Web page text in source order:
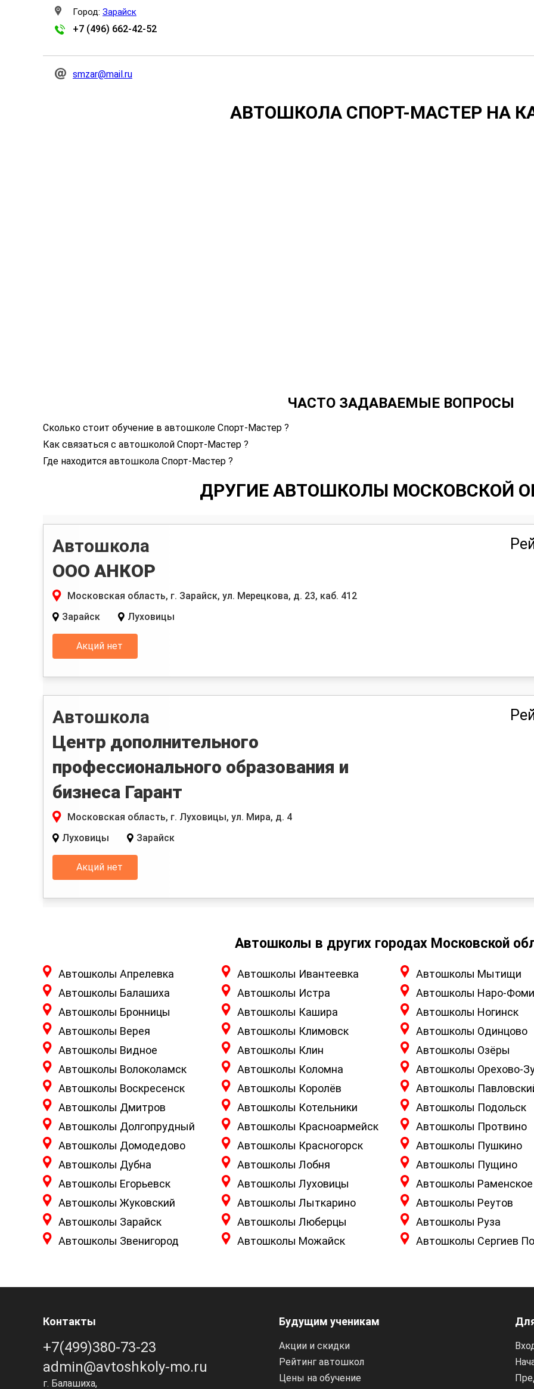
Город: Зарайск
+7 (496) 662-42-52
smzar@mail.ru
АВТОШКОЛА СПОРТ-МАСТЕР НА
ЧАСТО ЗАДАВАЕМЫЕ ВОПРОСЫ
Сколько стоит обучение в автошколе Спорт-Мастер ?
Как связаться с автошколой Спорт-Мастер ?
Где находится автошкола Спорт-Мастер ?
ДРУГИЕ АВТОШКОЛЫ МОСКОВСКОЙ
Автошкола
ООО АНКОР
Московская область, г. Зарайск, ул. Мерецкова, д. 23, каб. 412
Зарайск
Луховицы
Акций нет
Автошкола
Центр дополнительного
профессионального образования и
бизнеса Гарант
Московская область, г. Луховицы, ул. Мира, д. 4
Луховицы
Зарайск
Акций нет
Автошколы в других городах Московской
Автошколы Апрелевка
Автошколы Балашиха
Автошколы Бронницы
Автошколы Верея
Автошколы Видное
Автошколы Волоколамск
Автошколы Воскресенск
Автошколы Дмитров
Автошколы Долгопрудный
Автошколы Домодедово
Автошколы Дубна
Автошколы Егорьевск
Автошколы Жуковский
Автошколы Зарайск
Автошколы Звенигород
Автошколы Ивантеевка
Автошколы Истра
Автошколы Кашира
Автошколы Климовск
Автошколы Клин
Автошколы Коломна
Автошколы Королёв
Автошколы Котельники
Автошколы Красноармейск
Автошколы Красногорск
Автошколы Лобня
Автошколы Луховицы
Автошколы Лыткарино
Автошколы Люберцы
Автошколы Можайск
Автошколы Мытищи
Автошколы Наро-
Автошколы Ногинск
Автошколы Одинцово
Автошколы Озёры
Автошколы Орехово-
Автошколы
Автошколы Подольск
Автошколы Протвино
Автошколы Пушкино
Автошколы Пущино
Автошколы Раменское
Автошколы Реутов
Автошколы Руза
Автошколы Сергиев
Контакты
+7(499)380-73-23
admin@avtoshkoly-mo.ru
г. Балашиха,
Будущим ученикам
Акции и скидки
Рейтинг автошкол
Цены на обучение